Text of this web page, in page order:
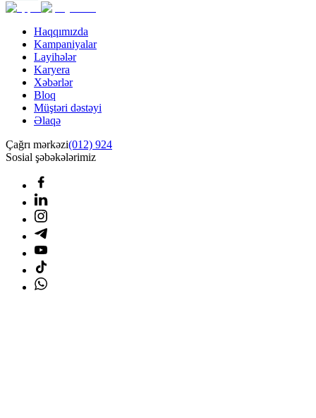
Haqqımızda
Kampaniyalar
Layihələr
Karyera
Xəbərlər
Bloq
Müştəri dəstəyi
Əlaqə
Çağrı mərkəzi(012) 924
Sosial şəbəkələrimiz